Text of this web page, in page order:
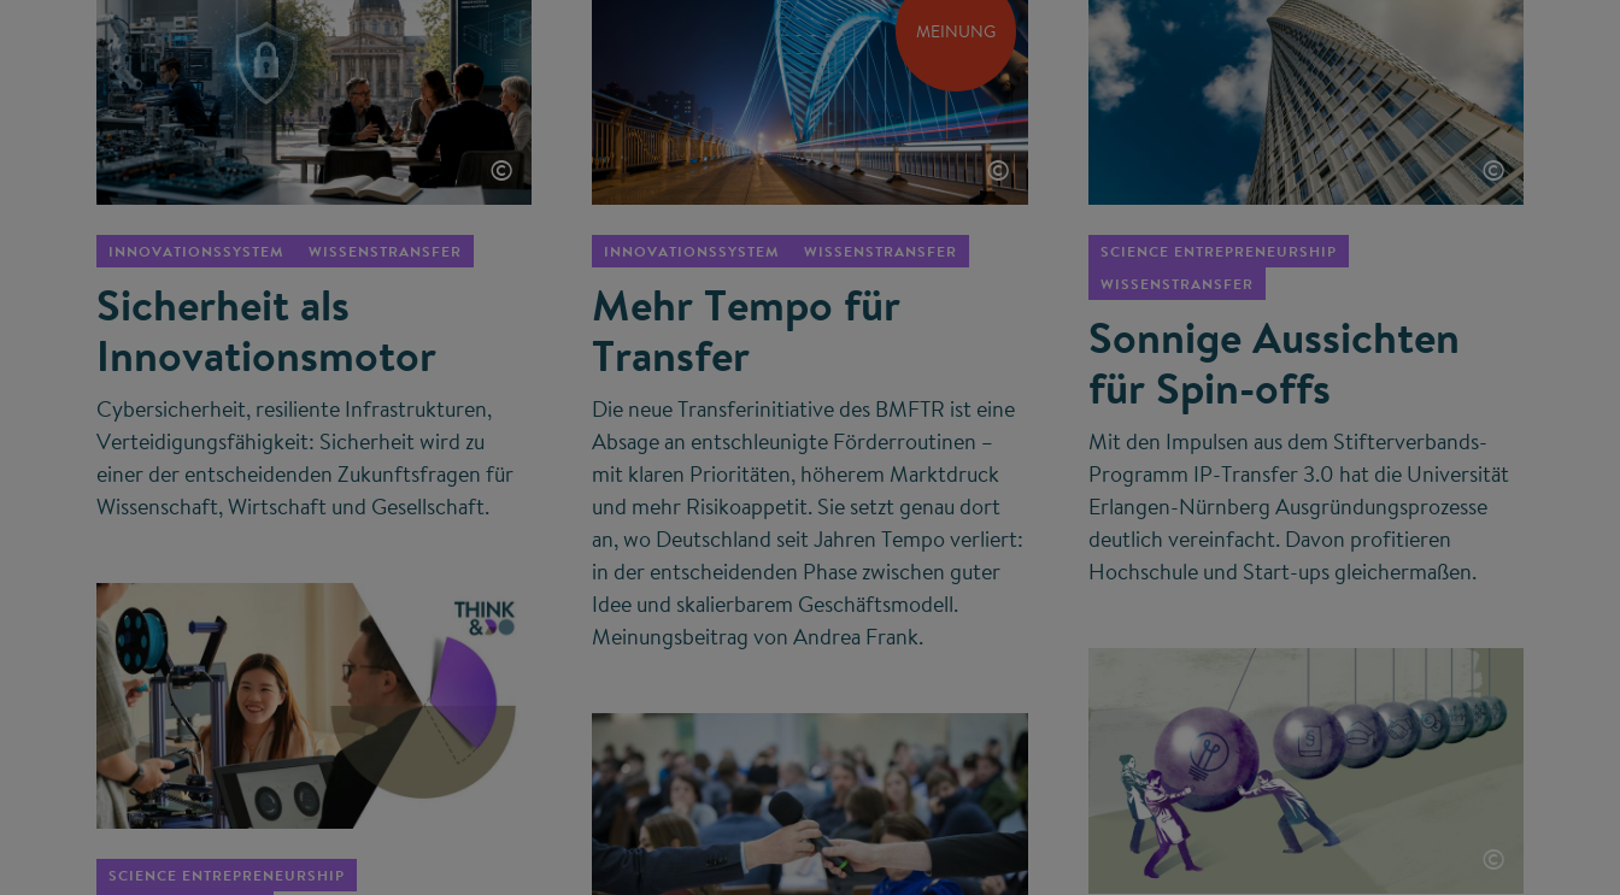
©
INNOVATIONSSYSTEM WISSENSTRANSFER
Sicherheit als
Innovationsmotor
Cybersicherheit, resiliente Infrastrukturen,
Verteidigungsfähigkeit: Sicherheit wird zu
einer der entscheidenden Zukunftsfragen für
Wissenschaft, Wirtschaft und Gesellschaft.
MEINUNG
©
INNOVATIONSSYSTEM WISSENSTRANSFER
Mehr Tempo für
Transfer
Die neue Transferinitiative des BMFTR ist eine
Absage an entschleunigte Förderroutinen –
mit klaren Prioritäten, höherem Marktdruck
und mehr Risikoappetit. Sie setzt genau dort
an, wo Deutschland seit Jahren Tempo verliert:
in der entscheidenden Phase zwischen guter
Idee und skalierbarem Geschäftsmodell.
Meinungsbeitrag von Andrea Frank.
©
SCIENCE ENTREPRENEURSHIP
WISSENSTRANSFER
Sonnige Aussichten
für Spin-offs
Mit den Impulsen aus dem Stifterverbands-
Programm IP-Transfer 3.0 hat die Universität
Erlangen-Nürnberg Ausgründungsprozesse
deutlich vereinfacht. Davon profitieren
Hochschule und Start-ups gleichermaßen.
SCIENCE ENTREPRENEURSHIP
©